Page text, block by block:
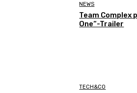
NEWS
Team Complex
One“-Trailer
TECH&CO